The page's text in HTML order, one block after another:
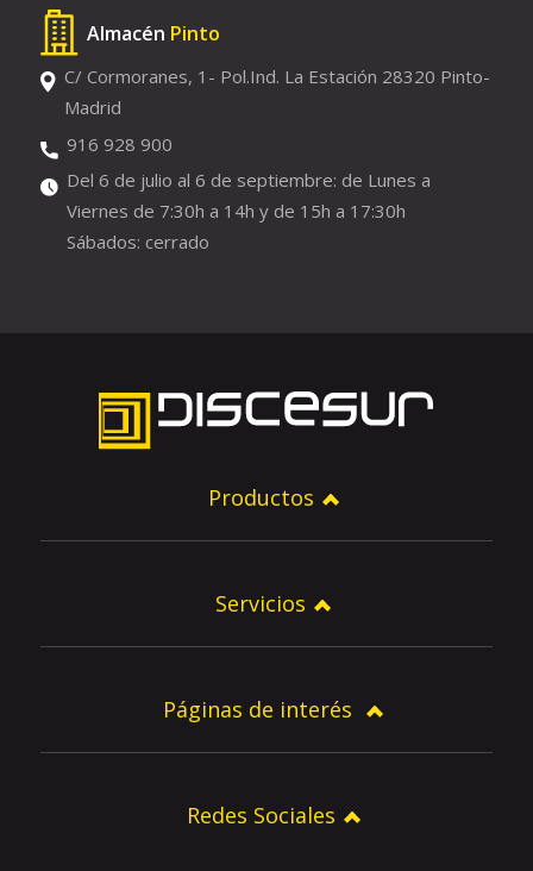
Almacén Pinto
C/ Cormoranes, 1- Pol.Ind. La Estación 28320 Pinto-
Madrid
916 928 900
Del 6 de julio al 6 de septiembre: de Lunes a
Viernes de 7:30h a 14h y de 15h a 17:30h
Sábados: cerrado
Productos
Servicios
Páginas de interés
Redes Sociales